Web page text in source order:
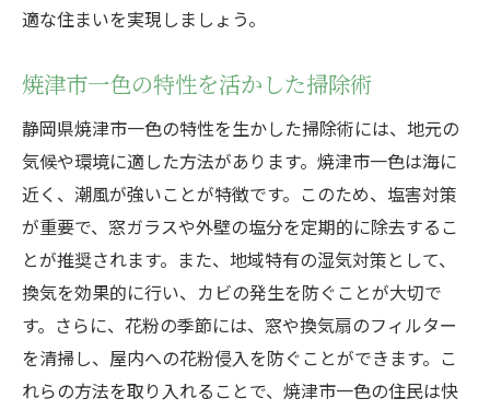
適な住まいを実現しましょう。
焼津市一色の特性を活かした掃除術
静岡県焼津市一色の特性を生かした掃除術には、地元の
気候や環境に適した方法があります。焼津市一色は海に
近く、潮風が強いことが特徴です。このため、塩害対策
が重要で、窓ガラスや外壁の塩分を定期的に除去するこ
とが推奨されます。また、地域特有の湿気対策として、
換気を効果的に行い、カビの発生を防ぐことが大切で
す。さらに、花粉の季節には、窓や換気扇のフィルター
を清掃し、屋内への花粉侵入を防ぐことができます。こ
れらの方法を取り入れることで、焼津市一色の住民は快